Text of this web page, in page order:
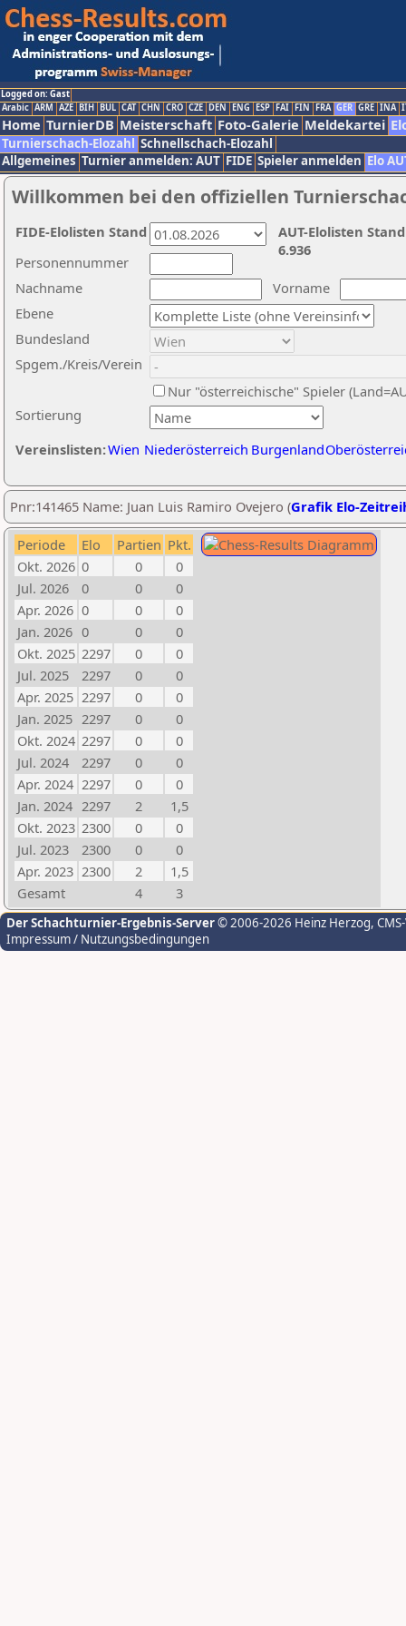
Logged on: Gast
Arabic ARM AZE BIH BUL CAT CHN CRO CZE DEN ENG ESP FAI FIN FRA GER GRE INA
Home TurnierDB Meisterschaft Foto-Galerie Meldekartei
Turnierschach-Elozahl Schnellschach-Elozahl
Allgemeines Turnier anmelden: AUT FIDE Spieler anmelden Elo
Willkommen bei den offiziellen
Nachname
Vorname
Ebene
Sortierung
Personennummer
Bundesland
Spgem./Kreis/Verein
Nur "österreichische" Spieler
Vereinslisten:Wien Niederösterreich Burgenland
AUT-Elolisten
6.936
FIDE-Elolisten Stand
Pnr:141465 Name: Juan Luis Ramiro Ovejero (Grafik Elo-
Periode Elo Partien Pkt.
Okt. 2026 0 0
0
Jul. 2026
0 0
0
Apr. 2026 0 0
0
Jan. 2026 0 0
0
Okt. 2025 2297 0
0
Jul. 2025
2297 0
0
Apr. 2025 2297 0
0
Jan. 2025 2297 0
0
Okt. 2024 2297 0
0
Jul. 2024
2297 0
0
Apr. 2024 2297 0
0
Jan. 2024 2297 2
1,5
Okt. 2023 2300 0
0
Jul. 2023
2300 0
0
Apr. 2023 2300 2
1,5
Gesamt
4 3
Der Schachturnier-Ergebnis-Server© 2006-2026 Heinz Herzog,
Impressum / Nutzungsbedingungen